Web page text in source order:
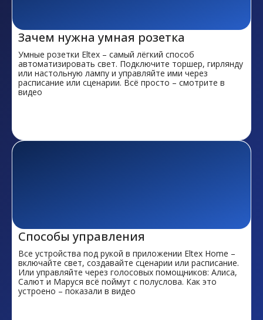
Зачем нужна умная розетка
Умные розетки Eltex – самый лёгкий способ
автоматизировать свет. Подключите торшер, гирлянду
или настольную лампу и управляйте ими через
расписание или сценарии. Всё просто – смотрите в
видео
Способы управления
Все устройства под рукой в приложении Eltex Home –
включайте свет, создавайте сценарии или расписание.
Или управляйте через голосовых помощников: Алиса,
Салют и Маруся всё поймут с полуслова. Как это
устроено – показали в видео